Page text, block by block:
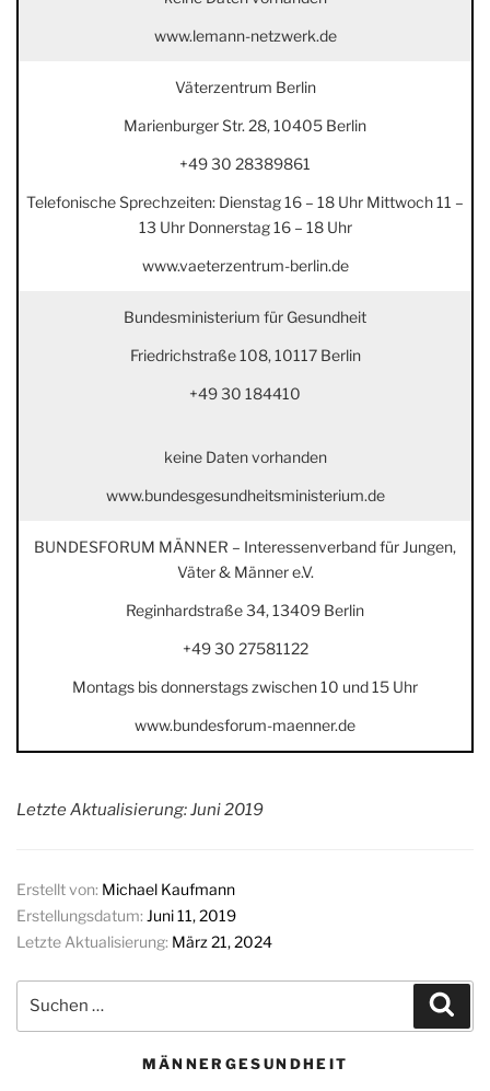
www.lemann-netzwerk.de
Väterzentrum Berlin
Marienburger Str. 28, 10405 Berlin
+49 30 28389861
TelefonischeSprechzeiten: Dienstag 16 – 18 Uhr Mittwoch 11 –
13 Uhr Donnerstag 16 – 18 Uhr
www.vaeterzentrum-berlin.de
Bundesministerium für Gesundheit
Friedrichstraße 108, 10117 Berlin
+49 30 184410
keine Daten vorhanden
www.bundesgesundheitsministerium.de
BUNDESFORUM MÄNNER – Interessenverband für Jungen,
Väter & Männer e.V.
Reginhardstraße 34, 13409 Berlin
+49 30 27581122
Montags bis donnerstags zwischen 10 und 15 Uhr
www.bundesforum-maenner.de
Letzte Aktualisierung: Juni 2019
Erstellt von: Michael Kaufmann
Erstellungsdatum: Juni 11, 2019
Letzte Aktualisierung: März 21, 2024
MÄNNERGESUNDHEIT